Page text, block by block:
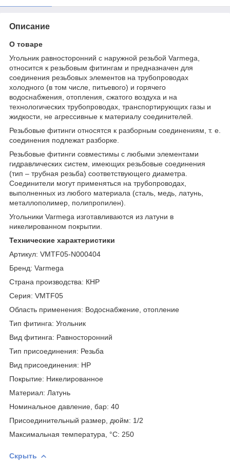
Описание
О товаре
Угольник равносторонний с наружной резьбой Varmega,
относится к резьбовым фитингам и предназначен для
соединения резьбовых элементов на трубопроводах
холодного (в том числе, питьевого) и горячего
водоснабжения, отопления, сжатого воздуха и на
технологических трубопроводах, транспортирующих газы и
жидкости, не агрессивные к материалу соединителей.
Резьбовые фитинги относятся к разборным соединениям, т. е.
соединения подлежат разборке.
Резьбовые фитинги совместимы с любыми элементами
гидравлических систем, имеющих резьбовые соединения
(тип – трубная резьба) соответствующего диаметра.
Соединители могут применяться на трубопроводах,
выполненных из любого материала (сталь, медь, латунь,
металлополимер, полипропилен).
Угольники Varmega изготавливаются из латуни в
никелированном покрытии.
Технические характеристики
Артикул: VMTF05-N000404
Бренд: Varmega
Страна производства: КНР
Серия: VMTF05
Область применения: Водоснабжение, отопление
Тип фитинга: Угольник
Вид фитинга: Равносторонний
Тип присоединения: Резьба
Вид присоединения: НР
Покрытие: Никелированное
Материал: Латунь
Номинальное давление, бар: 40
Присоединительный размер, дюйм: 1/2
Максимальная температура, °С: 250
Скрыть